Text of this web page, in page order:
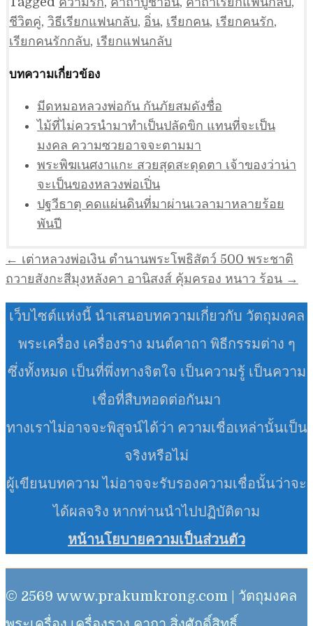
ชีวิตคู่, วิธีเรียกแฟนกลับ, อิ่น, เรียกคน, เรียกคนรัก,
เรียกคนรักกลับ, เรียกแฟนกลับ
บทความเกี่ยวข้อง
มีดหมอหลวงพ่อกัน กันภัยสมดังชื่อ
ไม้ที่ไม่ควรนำมาทำเป็นปลัดขิก แทนที่จะเป็น
มงคล ความซวยอาจจะตามมา
พระพิฆเนศงาแกะ สวยสุดสะดุดตา เจ้าของว่าน่า
จะเป็นของหลวงพ่อเปิ่น
ปฐวีธาตุ คดแผ่นดินที่มาผ่านเวลามาหลายร้อย
พันปี
แนะแนว
เรื่อง
← เต่าหลวงพ่อเงิน ตำนานพระโพธิสัตว์ 500 พระชาติ
ถวายสังกะสีมุงหลังคา อานิสงส์ คุ้มครอง หนาว ร้อน →
เว็บไซต์แห่งนี้ นำเสนอบทความเกี่ยวกับ วัตถุมงคล
พระเครื่อง เครื่องราง มนต์คาถา พิธีกรรมต่าง ๆ
ซึ่งทั้งหมด เป็นที่พึ่งทางจิตใจ เป็นความรู้ เป็นความ
เชื่อที่สืบทอดต่อกันมา
ทางเราไม่อาจจะพิสูจน์ได้ว่า ความเชื่อเหล่านั้นเป็น
จริงหรือไม่
ผู้เขียนบทความ ไม่อาจจะรับรองความเชื่อนั้นว่าจะ
ได้ผลจริง หากท่านนำไปปฏิบัติตาม
หน้านโยบายความเป็นส่วนตัว
© 2569 www.prakumkrong.com | วัตถุมงคล